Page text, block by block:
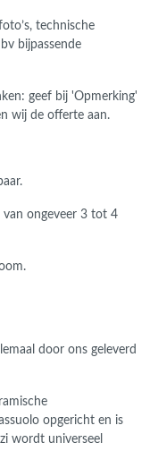
technische
bijpassende
geef bij 'Opmerking'
wij de offerte aan.
van ongeveer 3 tot 4
door ons geleverd
opgericht en is
wordt universeel